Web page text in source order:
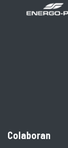
Colaboran